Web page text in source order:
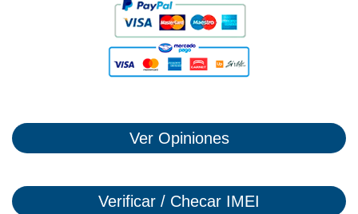
Ver Opiniones
Verificar / Checar IMEI